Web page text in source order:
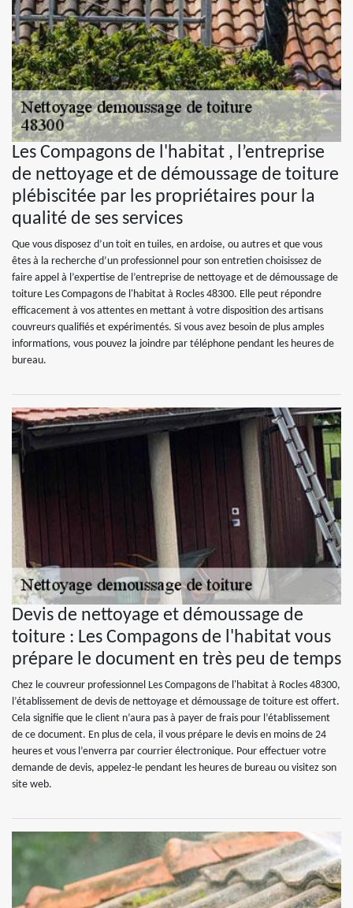
Les Compagons de l'habitat , l’entreprise
de nettoyage et de démoussage de toiture
plébiscitée par les propriétaires pour la
qualité de ses services
Que vous disposez d’un toit en tuiles, en ardoise, ou autres et que vous
êtes à la recherche d’un professionnel pour son entretien choisissez de
faire appel à l’expertise de l’entreprise de nettoyage et de démoussage de
toiture Les Compagons de l'habitat à Rocles 48300. Elle peut répondre
efficacement à vos attentes en mettant à votre disposition des artisans
couvreurs qualifiés et expérimentés. Si vous avez besoin de plus amples
informations, vous pouvez la joindre par téléphone pendant les heures de
bureau.
Devis de nettoyage et démoussage de
toiture : Les Compagons de l'habitat vous
prépare le document en très peu de temps
Chez le couvreur professionnel Les Compagons de l'habitat à Rocles 48300,
l’établissement de devis de nettoyage et démoussage de toiture est offert.
Cela signifie que le client n’aura pas à payer de frais pour l’établissement
de ce document. En plus de cela, il vous prépare le devis en moins de 24
heures et vous l’enverra par courrier électronique. Pour effectuer votre
demande de devis, appelez-le pendant les heures de bureau ou visitez son
site web.